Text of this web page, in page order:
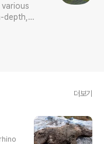
or
더보기